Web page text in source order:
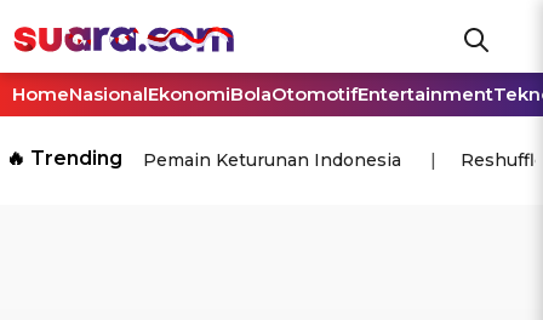
HomeNasionalEkonomiBolaOtomotifEntertainment
🔥 Trending Pemain Keturunan Indonesia